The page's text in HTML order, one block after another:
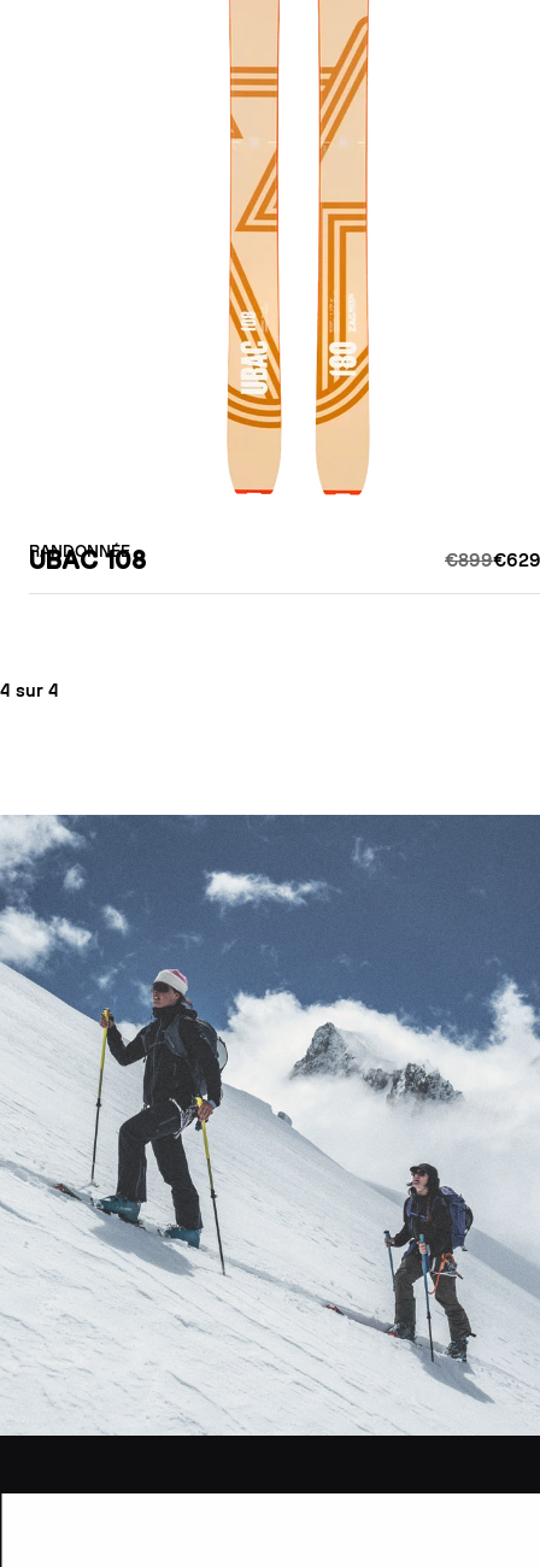
RANDONNÉE
UBAC 108 €899
4 sur 4